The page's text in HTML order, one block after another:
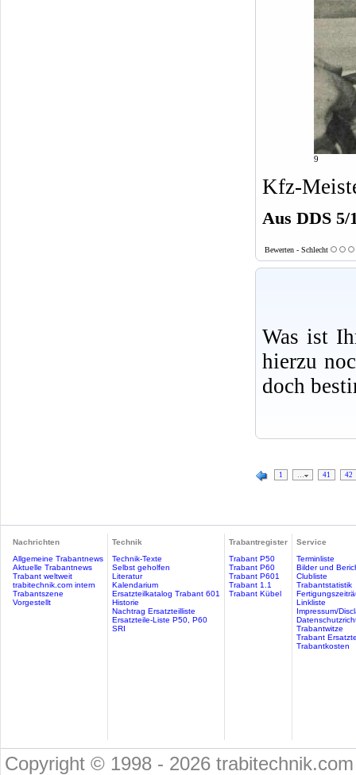
9
Kfz-
Aus DDS 5/
Bewerten - Schlecht
Was ist
hierzu
doch
1 41 42
Nachrichten
Allgemeine Trabantnews
Aktuelle Trabantnews
Trabant weltweit
trabitechnik.com intern
Trabantszene
Vorgestellt
Technik
Technik-Texte
Selbst geholfen
Literatur
Kalendarium
Ersatzteilkatalog Trabant 601
Historie
Nachtrag Ersatzteilliste
Ersatzteile-Liste P50, P60
SRI
Trabantregister
Trabant P50
Trabant P60
Trabant P601
Trabant 1.1
Trabant Kübel
Service
Terminliste
Bilder und
Clubliste
Trabantstatistik
Linkliste
Impressum/
Trabantwitze
Trabant
Trabantkosten
Copyright © 1998 - 2026